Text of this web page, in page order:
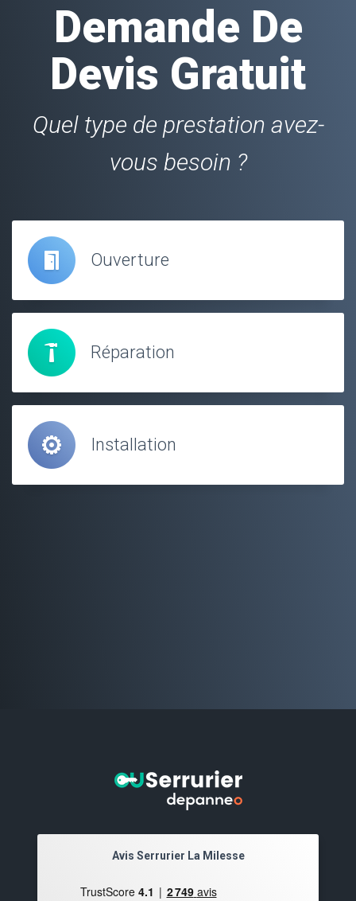
Demande De
Devis Gratuit
Quel type de prestation avez-
vous besoin ?
Ouverture
Réparation
Installation
Avis Serrurier La Milesse